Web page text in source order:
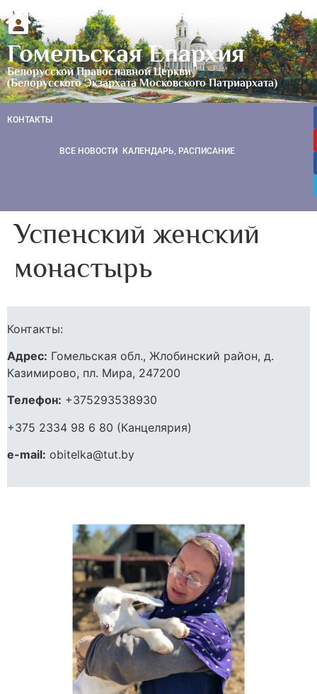
Гомельская Епархия
Белорусской Православной Церкви
(Белорусского Экзархата Московского Патриархата)
КОНТАКТЫ
ВСЕ НОВОСТИ КАЛЕНДАРЬ, РАСПИСАНИЕ
Успенский женский
монастырь
Контакты:
Адрес: Гомельская обл., Жлобинский район, д.
Казимирово, пл. Мира, 247200
Телефон: +375293538930
+375 2334 98 6 80 (Канцелярия)
e-mail: obitelka@tut.by